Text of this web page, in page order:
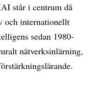
står i centrum då
och internationellt
sedan 1980-
nätverksinlärning,